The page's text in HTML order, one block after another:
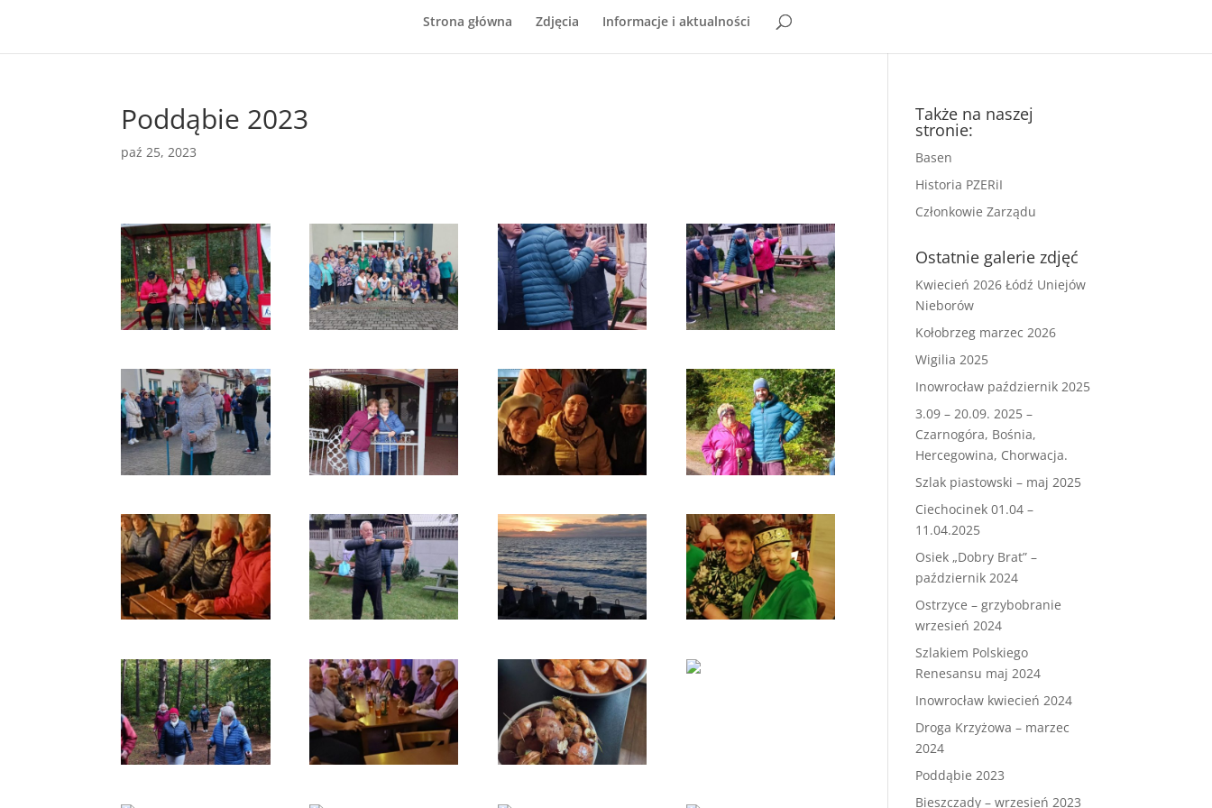
Strona główna Zdjęcia Informacje i aktualności
Poddąbie 2023
paź 25, 2023
Także na naszej
stronie:
Basen
Historia PZERiI
Członkowie Zarządu
Ostatnie galerie zdjęć
Kwiecień 2026 Łódź Uniejów
Nieborów
Kołobrzeg marzec 2026
Wigilia 2025
Inowrocław październik 2025
3.09 – 20.09. 2025 –
Czarnogóra, Bośnia,
Hercegowina, Chorwacja.
Szlak piastowski – maj 2025
Ciechocinek 01.04 –
11.04.2025
Osiek „Dobry Brat” –
październik 2024
Ostrzyce – grzybobranie
wrzesień 2024
Szlakiem Polskiego
Renesansu maj 2024
Inowrocław kwiecień 2024
Droga Krzyżowa – marzec
2024
Poddąbie 2023
Bieszczady – wrzesień 2023